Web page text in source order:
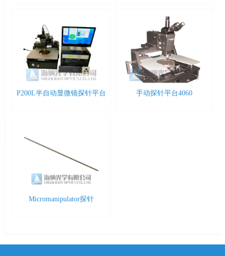
P200L半自动显微镜探针平台 手动探针平台4060
Micromanipulator探针